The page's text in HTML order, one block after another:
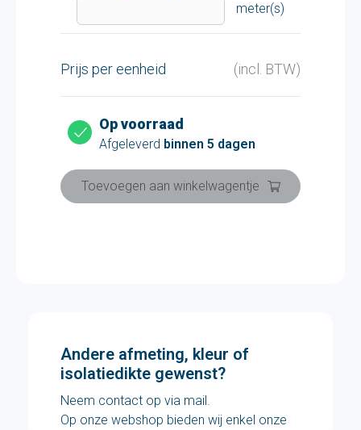
meter(s)
Prijs per eenheid (incl. BTW)
Op voorraad
Afgeleverd binnen 5 dagen
Toevoegen aan winkelwagentje
Andere afmeting, kleur of
isolatiedikte gewenst?
Neem contact op via mail.
Op onze webshop bieden wij enkel onze